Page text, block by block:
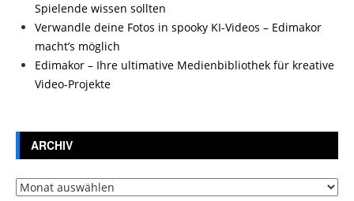
Spielende wissen sollten
Verwandle deine Fotos in spooky KI-Videos – Edimakor
macht’s möglich
Edimakor – Ihre ultimative Medienbibliothek für kreative
Video-Projekte
ARCHIV
Archiv